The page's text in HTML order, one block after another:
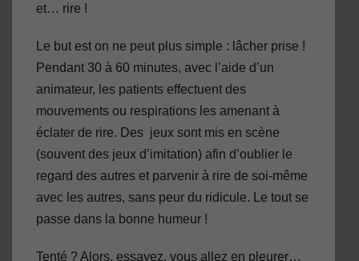
et… rire !
Le but est on ne peut plus simple : lâcher prise !
Pendant 30 à 60 minutes, avec l’aide d’un
animateur, les patients effectuent des
mouvements ou respirations les amenant à
éclater de rire. Des jeux sont mis en scène
(souvent des jeux d’imitation) afin d’oublier le
regard des autres et parvenir à rire de soi-même
avec les autres, sans peur du ridicule. Le tout se
passe dans la bonne humeur !
Tenté ? Alors, essayez, vous allez en pleurer…